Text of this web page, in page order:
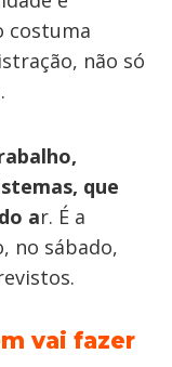
costuma
não só
que
ar. É a
no sábado,
vai fazer